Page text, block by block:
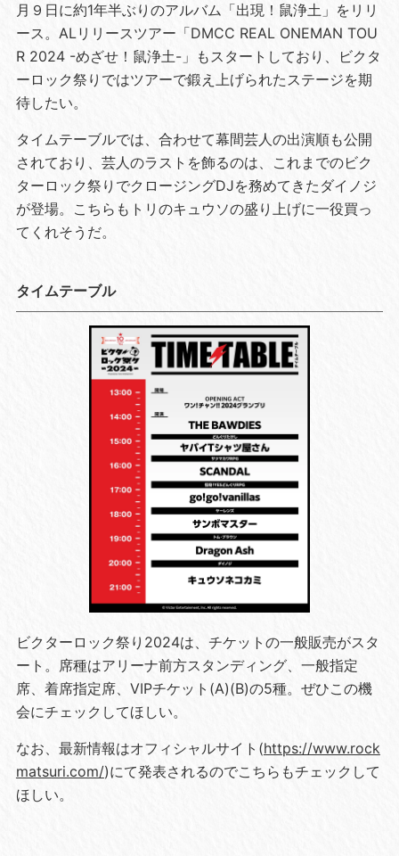
月９日に約1年半ぶりのアルバム「出現！鼠浄土」をリリ
ース。ALリリースツアー「DMCC REAL ONEMAN TOU
R 2024 -めざせ！鼠浄土-」もスタートしており、ビクタ
ーロック祭りではツアーで鍛え上げられたステージを期
待したい。
タイムテーブルでは、合わせて幕間芸人の出演順も公開
されており、芸人のラストを飾るのは、これまでのビク
ターロック祭りでクロージングDJを務めてきたダイノジ
が登場。こちらもトリのキュウソの盛り上げに一役買っ
てくれそうだ。
タイムテーブル
ビクターロック祭り2024は、チケットの一般販売がスタ
ート。席種はアリーナ前方スタンディング、一般指定
席、着席指定席、VIPチケット(A)(B)の5種。ぜひこの機
会にチェックしてほしい。
なお、最新情報はオフィシャルサイト(https://www.rock
matsuri.com/)にて発表されるのでこちらもチェックして
ほしい。